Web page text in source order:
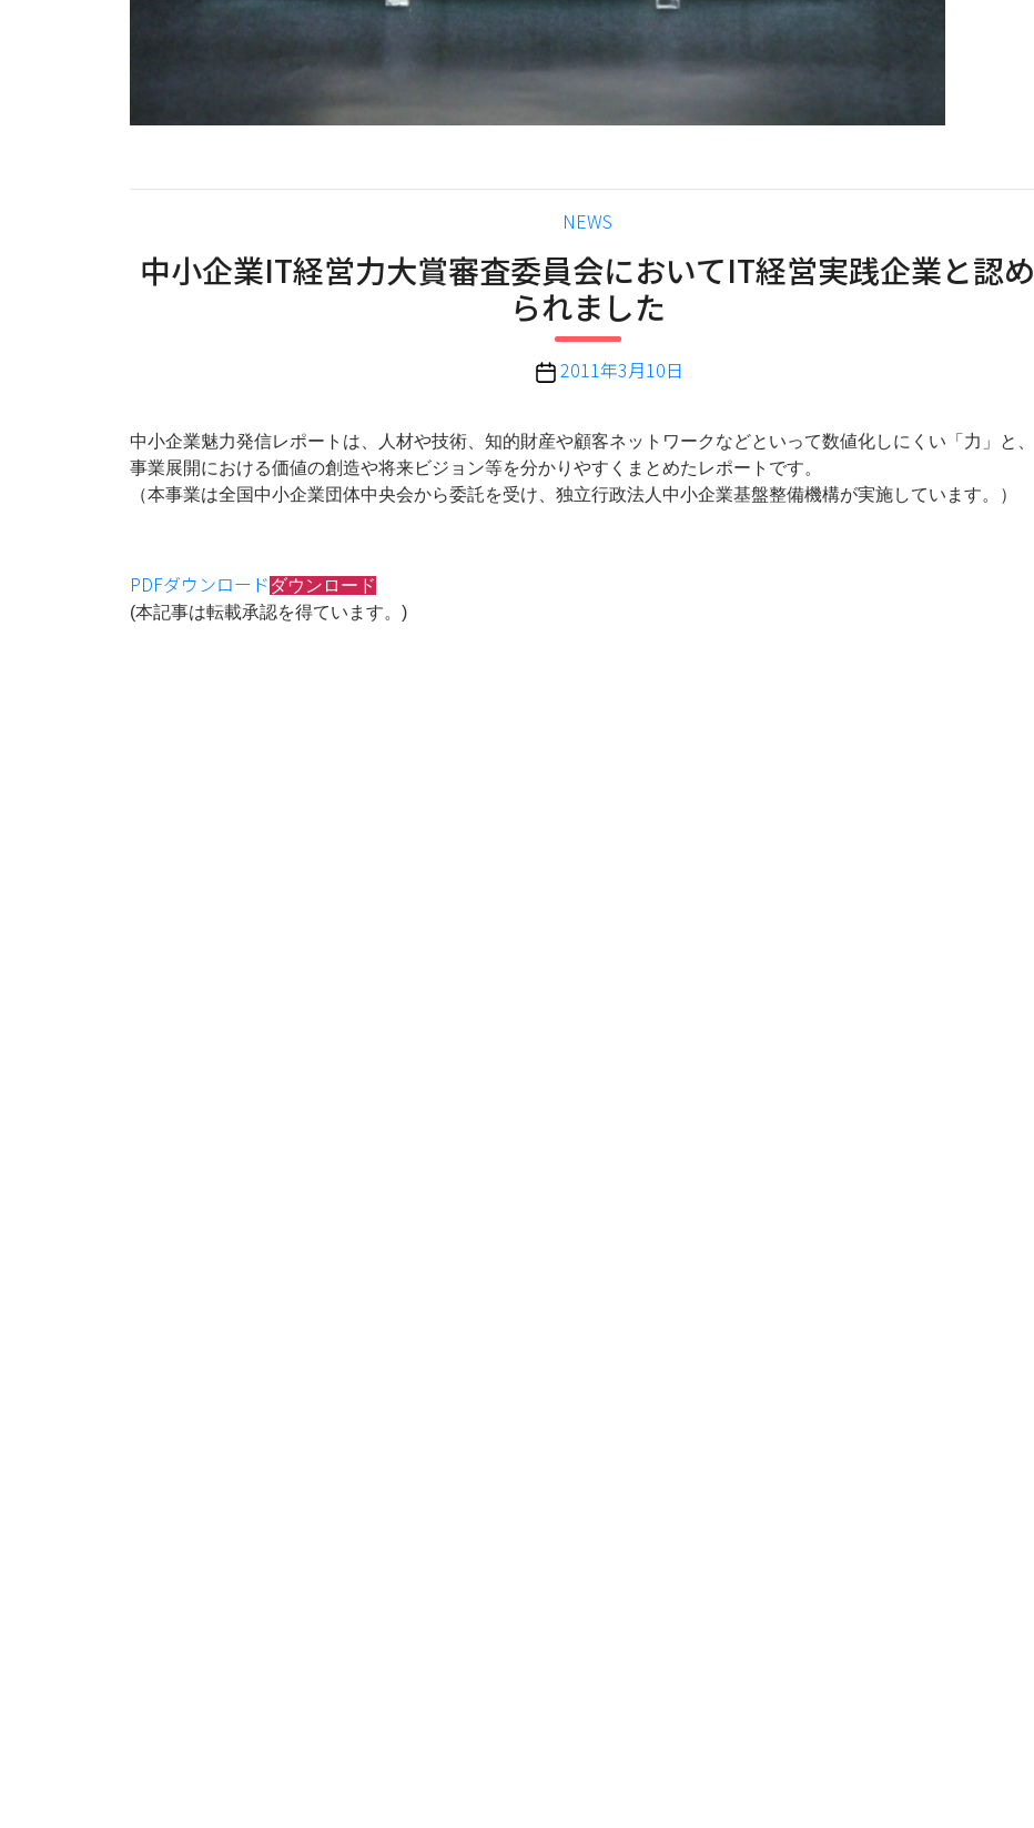
カ
ゴ
リ
ー
NEWS
中小企業IT経営力大賞審査委員会においてIT経営実践企業と認め
られました
投 2011年3月10日
中小企業魅力発信レポートは、人材や技術、知的財産や顧客ネットワークなどといって数値化しにくい「力」と、
事業展開における価値の創造や将来ビジョン等を分かりやすくまとめたレポートです。
（本事業は全国中小企業団体中央会から委託を受け、独立行政法人中小企業基盤整備機構が実施しています。）
PDFダウンロード ダウンロード
(本記事は転載承認を得ています。)